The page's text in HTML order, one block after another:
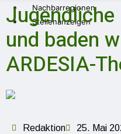
Nachbarregionen
Stellenanzeigen
und baden
ARDESIA-
Redaktion 25. Mai